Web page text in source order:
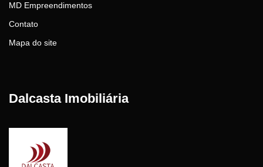
MD Empreendimentos
Contato
Mapa do site
Dalcasta Imobiliária